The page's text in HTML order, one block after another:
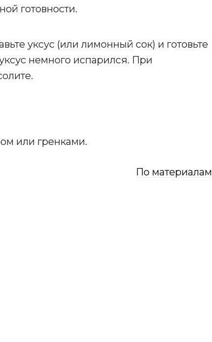
готовности.
уксус (или лимонный сок) и готовьте
немного испарился. При
или гренками.
По материалам